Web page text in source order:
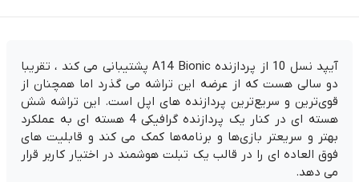
آیپد نسل 10 از پردازنده A14 Bionic پشتیبانی می کند ، تقریبا
دو سالی هست که از عرضه این تراشه می گذرد اما همچنان از
قوی‌ترین و سریع‌ترین پردازنده های اپل است. این تراشه شش
هسته ای در کنار یک پردازنده گرافیکی 4 هسته ای به عملکرد
بهتر و سریعتر بازی‌ها و برنامه‌ها کمک می کند و قابلیت های
فوق العاده ای را در قالب یک تبلت هوشمند در اختیار کاربر قرار
می دهد.